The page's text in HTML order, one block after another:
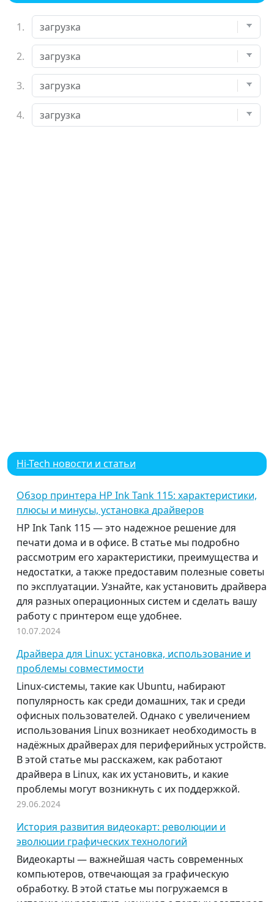
1.
2.
3.
4.
Hi-Tech новости и статьи
Обзор принтера HP Ink Tank 115: характеристики,
плюсы и минусы, установка драйверов
HP Ink Tank 115 — это надежное решение для
печати дома и в офисе. В статье мы подробно
рассмотрим его характеристики, преимущества и
недостатки, а также предоставим полезные советы
по эксплуатации. Узнайте, как установить драйвера
для разных операционных систем и сделать вашу
работу с принтером еще удобнее.
10.07.2024
Драйвера для Linux: установка, использование и
проблемы совместимости
Linux-системы, такие как Ubuntu, набирают
популярность как среди домашних, так и среди
офисных пользователей. Однако с увеличением
использования Linux возникает необходимость в
надёжных драйверах для периферийных устройств.
В этой статье мы расскажем, как работают
драйвера в Linux, как их установить, и какие
проблемы могут возникнуть с их поддержкой.
29.06.2024
История развития видеокарт: революции и
эволюции графических технологий
Видеокарты — важнейшая часть современных
компьютеров, отвечающая за графическую
обработку. В этой статье мы погружаемся в